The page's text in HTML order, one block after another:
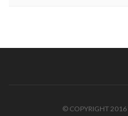
© COPYRIGHT